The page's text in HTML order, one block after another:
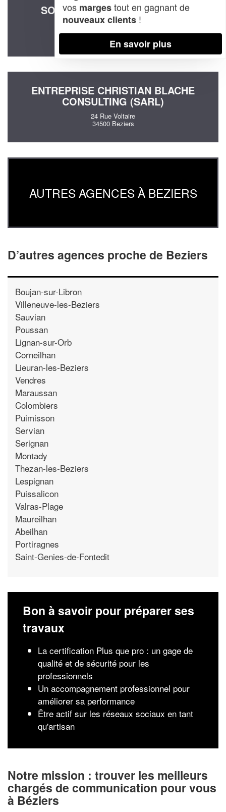
SOCIÉTÉ AAZ CONSEIL (SAS)
15 Rue Louis Blanc
34500 Beziers
ENTREPRISE CHRISTIAN BLACHE
CONSULTING (SARL)
24 Rue Voltaire
34500 Beziers
AUTRES AGENCES À BEZIERS
D’autres agences proche de Beziers
Boujan-sur-Libron
Villeneuve-les-Beziers
Sauvian
Poussan
Lignan-sur-Orb
Corneilhan
Lieuran-les-Beziers
Vendres
Maraussan
Colombiers
Puimisson
Servian
Serignan
Montady
Thezan-les-Beziers
Lespignan
Puissalicon
Valras-Plage
Maureilhan
Abeilhan
Portiragnes
Saint-Genies-de-Fontedit
Bon à savoir pour préparer ses
travaux
La certification Plus que pro : un gage de
qualité et de sécurité pour les
professionnels
Un accompagnement professionnel pour
améliorer sa performance
Être actif sur les réseaux sociaux en tant
qu'artisan
Notre mission : trouver les meilleurs
chargés de communication pour vous
à Béziers
vos margestout en gagnant de
nouveaux clients !
En savoir plus